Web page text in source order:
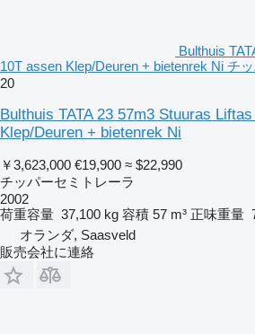
Bulthuis
10T assen Klep/Deuren + bietenrek Ni チ
20
Bulthuis TATA 23 57m3 Stuuras
Klep/Deuren + bietenrek Ni
￥3,623,000 €19,900 ≈ $22,990
チッパーセミトレーラ
2002
荷重容量 37,100 kg 容積 57 m³ 正味重量
オランダ, Saasveld
販売会社に連絡